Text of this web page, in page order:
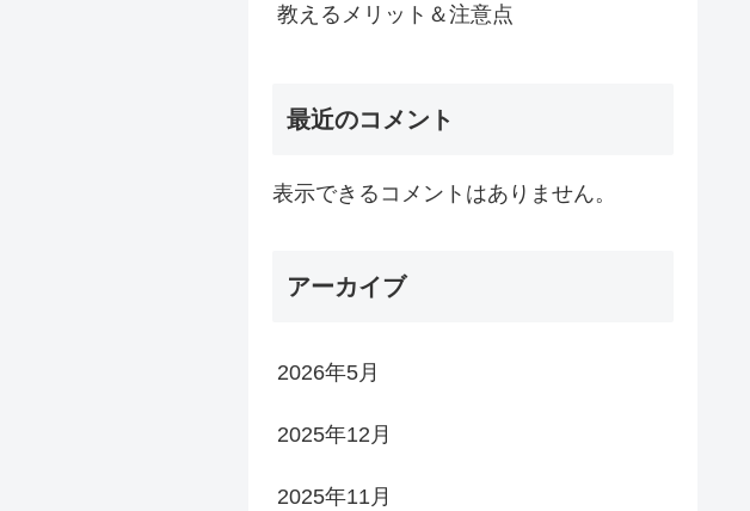
教えるメリット＆注意点
最近のコメント
表示できるコメントはありません。
アーカイブ
2026年5月
2025年12月
2025年11月